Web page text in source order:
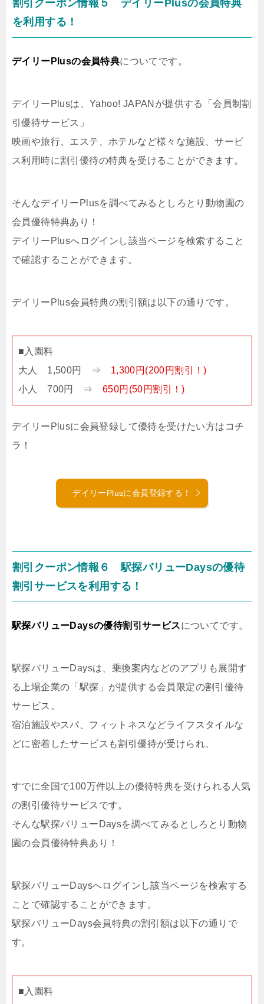
割引クーポン情報５ デイリーPlusの会員特典
を利用する！
デイリーPlusの会員特典についてです。
デイリーPlusは、Yahoo! JAPANが提供する「会員制割
引優待サービス」
映画や旅行、エステ、ホテルなど様々な施設、サービ
ス利用時に割引優待の特典を受けることができます。
そんなデイリーPlusを調べてみるとしろとり動物園の
会員優待特典あり！
デイリーPlusへログインし該当ページを検索すること
で確認することができます。
デイリーPlus会員特典の割引額は以下の通りです。
■入園料
大人 1,500円 ⇒ 1,300円(200円割引！)
小人 700円 ⇒ 650円(50円割引！)
デイリーPlusに会員登録して優待を受けたい方はコチ
ラ！
デイリーPlusに会員登録する！
割引クーポン情報６ 駅探バリューDaysの優待
割引サービスを利用する！
駅探バリューDaysの優待割引サービスについてです。
駅探バリューDaysは、乗換案内などのアプリも展開す
る上場企業の「駅探」が提供する会員限定の割引優待
サービス。
宿泊施設やスパ、フィットネスなどライフスタイルな
どに密着したサービスも割引優待が受けられ、
すでに全国で100万件以上の優待特典を受けられる人気
の割引優待サービスです。
そんな駅探バリューDaysを調べてみるとしろとり動物
園の会員優待特典あり！
駅探バリューDaysへログインし該当ページを検索する
ことで確認することができます。
駅探バリューDays会員特典の割引額は以下の通りで
す。
■入園料